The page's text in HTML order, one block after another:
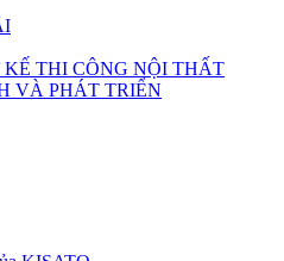
THI CÔNG NỘI THẤT
VÀ PHÁT TRIỂN